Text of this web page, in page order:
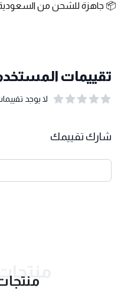
📦 جاهزة للشحن من
تقييمات
لا يوجد
شارك تقييمك